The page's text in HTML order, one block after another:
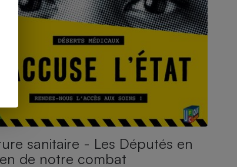
sanitaire - Les Députés en
de notre combat